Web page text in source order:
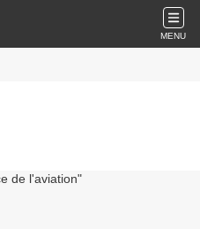
MENU